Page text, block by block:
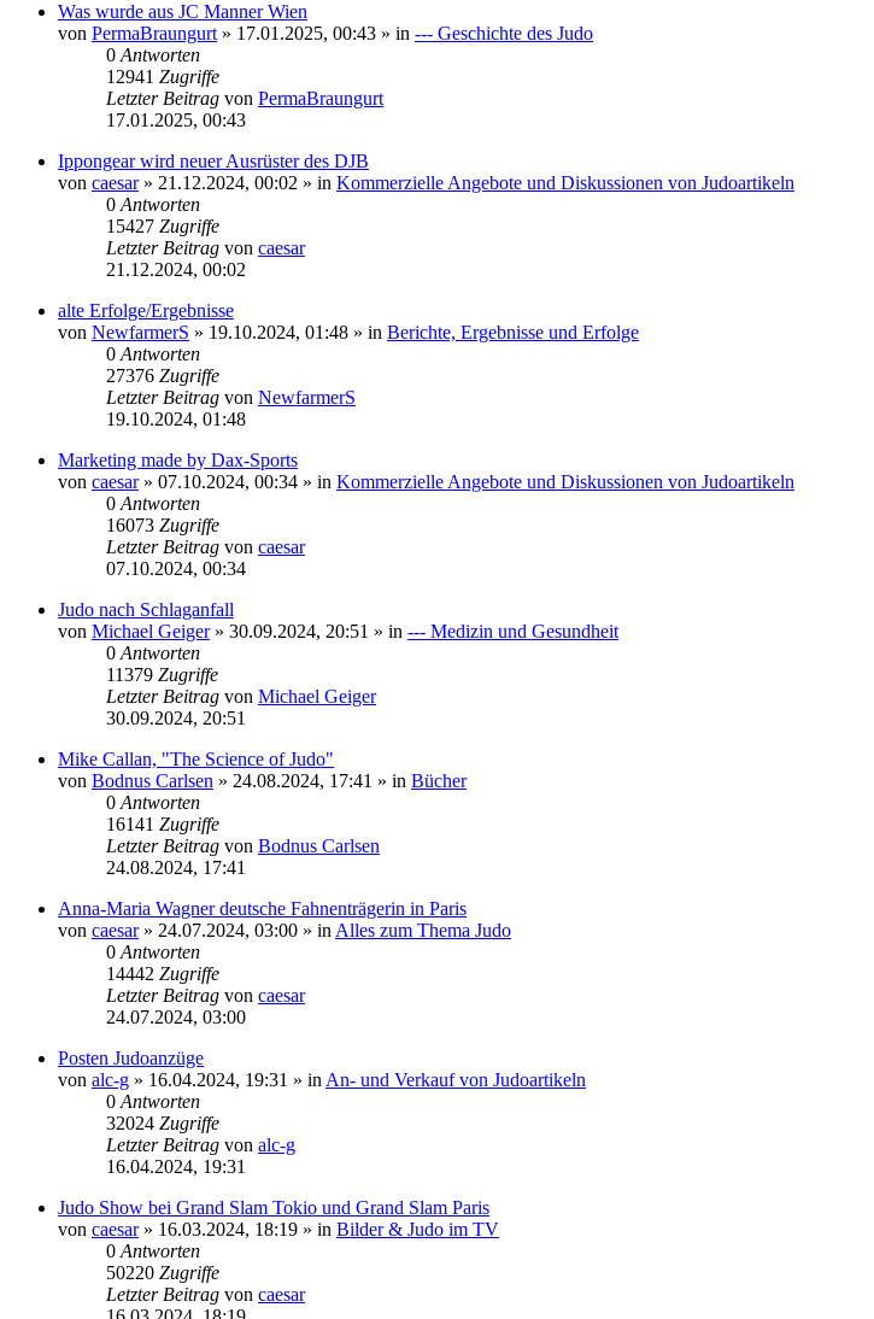
Was wurde aus JC Manner Wien
von PermaBraungurt » 17.01.2025, 00:43 » in --- Geschichte des Judo
0 Antworten
12941 Zugriffe
Letzter Beitrag von PermaBraungurt
17.01.2025, 00:43
Ippongear wird neuer Ausrüster des DJB
von caesar» 21.12.2024, 00:02 » in Kommerzielle Angebote und Diskussionen von Judoartikeln
0 Antworten
15427 Zugriffe
Letzter Beitrag von caesar
21.12.2024, 00:02
alte Erfolge/Ergebnisse
von NewfarmerS » 19.10.2024, 01:48 » in Berichte, Ergebnisse und Erfolge
0 Antworten
27376 Zugriffe
Letzter Beitrag von NewfarmerS
19.10.2024, 01:48
Marketing made by Dax-Sports
von caesar» 07.10.2024, 00:34 » in Kommerzielle Angebote und Diskussionen von Judoartikeln
0 Antworten
16073 Zugriffe
Letzter Beitrag von caesar
07.10.2024, 00:34
Judo nach Schlaganfall
von Michael Geiger» 30.09.2024, 20:51 » in --- Medizin und Gesundheit
0 Antworten
11379 Zugriffe
Letzter Beitrag von Michael Geiger
30.09.2024, 20:51
Mike Callan, "The Science of Judo"
von Bodnus Carlsen » 24.08.2024, 17:41 » in Bücher
0 Antworten
16141 Zugriffe
Letzter Beitrag von Bodnus Carlsen
24.08.2024, 17:41
Anna-Maria Wagner deutsche Fahnenträgerin in Paris
von caesar» 24.07.2024, 03:00 » in Alles zum Thema Judo
0 Antworten
14442 Zugriffe
Letzter Beitrag von caesar
24.07.2024, 03:00
Posten Judoanzüge
von alc-g » 16.04.2024, 19:31 » in An- und Verkauf von Judoartikeln
0 Antworten
32024 Zugriffe
Letzter Beitrag von alc-g
16.04.2024, 19:31
Judo Show bei Grand Slam Tokio und Grand Slam Paris
von caesar» 16.03.2024, 18:19 » in Bilder & Judo im TV
0 Antworten
50220 Zugriffe
Letzter Beitrag von caesar